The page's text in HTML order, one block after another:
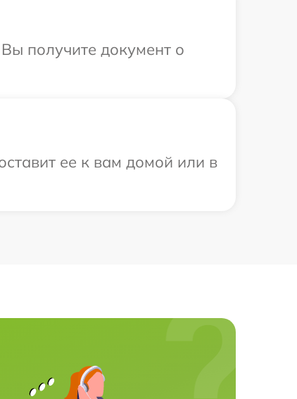
получите документ о
ее к вам домой или в